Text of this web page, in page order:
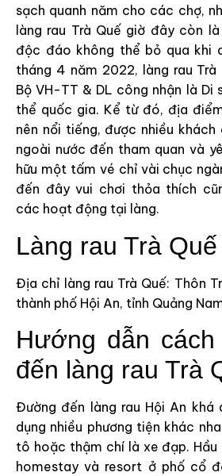
sạch quanh năm cho các chợ,
làng rau Trà Quế giờ đây còn
độc đáo không thể bỏ qua khi
tháng 4 năm 2022, làng rau
Bộ VH-TT & DL công nhận là Di
thể quốc gia. Kể từ đó, địa
nên nổi tiếng, được nhiều
ngoài nước đến tham quan và
hữu một tấm vé chỉ vài chục
đến đây vui chơi thỏa thích
các hoạt động tại làng.
Làng rau Trà
Địa chỉ làng rau Trà Quế: Thôn
thành phố Hội An, tỉnh Quảng
Hướng dẫn
đến làng rau Trà
Đường đến làng rau Hội An khá
dụng nhiều phương tiện khác
tô hoặc thậm chí là xe đạp. Hầu
homestay và resort ở phố cổ